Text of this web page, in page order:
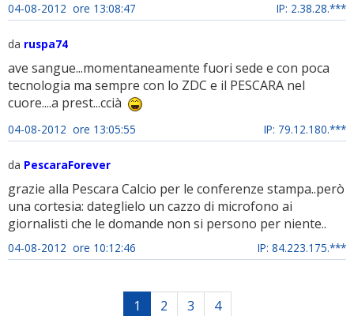
04-08-2012 ore 13:08:47 IP: 2.38.28.***
da ruspa74
ave sangue...momentaneamente fuori sede e con poca
tecnologia ma sempre con lo ZDC e il PESCARA nel
cuore....a prest...ccià
04-08-2012 ore 13:05:55 IP: 79.12.180.***
da PescaraForever
grazie alla Pescara Calcio per le conferenze stampa..però
una cortesia: dateglielo un cazzo di microfono ai
giornalisti che le domande non si persono per niente..
04-08-2012 ore 10:12:46 IP: 84.223.175.***
1 2 3 4